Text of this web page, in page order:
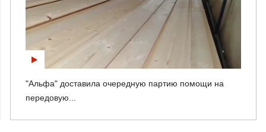
"Альфа" доставила очередную партию помощи на
передовую...